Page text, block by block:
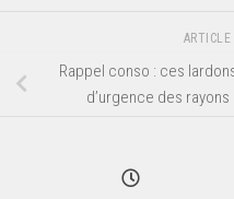
ARTICLE
Rappel conso : ces
d’urgence des